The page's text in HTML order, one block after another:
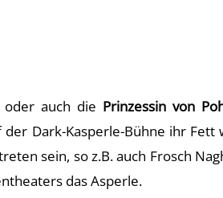
auch die Prinzessin von
Dark-Kasperle-Bühne ihr Fett
sein, so z.B. auch Frosch
das Asperle.